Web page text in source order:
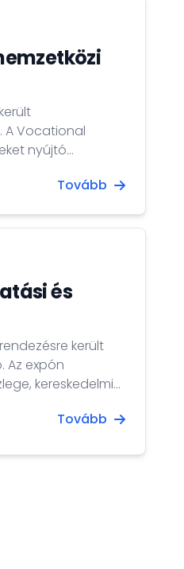
A Vocational
nyújtó
valamilyen
Tovább
és
került
kereskedelmi
toborozzon. A
Tovább